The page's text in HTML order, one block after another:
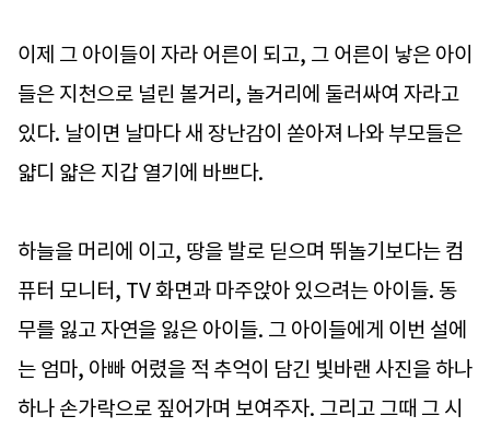
이제 그 아이들이 자라 어른이 되고, 그 어른이 낳은 아이
들은 지천으로 널린 볼거리, 놀거리에 둘러싸여 자라고
있다. 날이면 날마다 새 장난감이 쏟아져 나와 부모들은
얇디 얇은 지갑 열기에 바쁘다.
하늘을 머리에 이고, 땅을 발로 딛으며 뛰놀기보다는 컴
퓨터 모니터, TV 화면과 마주앉아 있으려는 아이들. 동
무를 잃고 자연을 잃은 아이들. 그 아이들에게 이번 설에
는 엄마, 아빠 어렸을 적 추억이 담긴 빛바랜 사진을 하나
하나 손가락으로 짚어가며 보여주자. 그리고 그때 그 시